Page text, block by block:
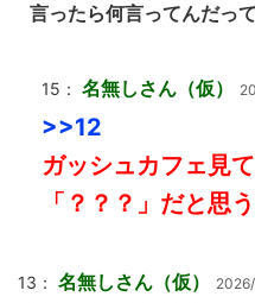
言ったら何言ってんだっ
15： 名無しさん（仮）
>>12
ガッシュカフェ見
「？？？」だと思う
13： 名無しさん（仮）